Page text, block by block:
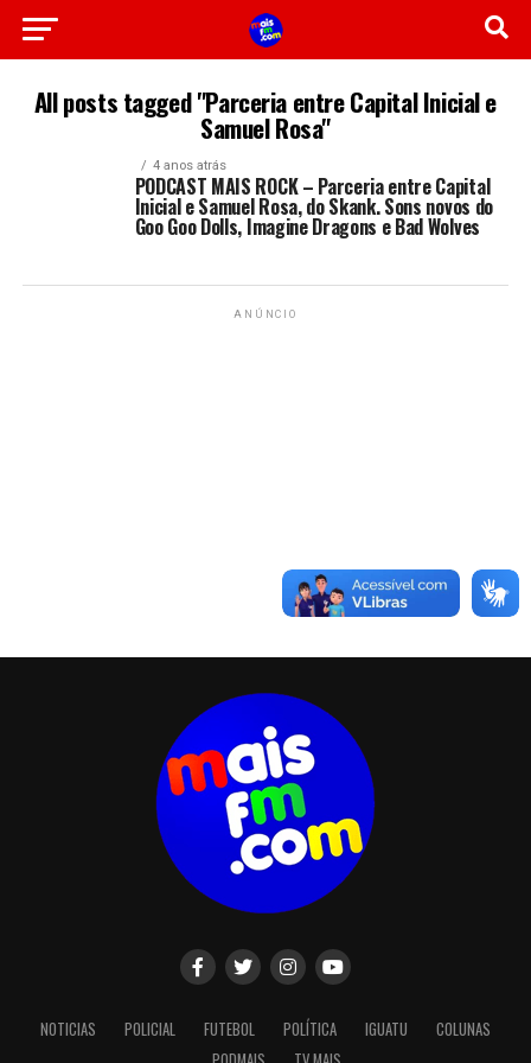
All posts tagged "Parceria entre Capital Inicial e
Samuel Rosa"
4 anos atrás
PODCAST MAIS ROCK – Parceria entre Capital
Inicial e Samuel Rosa, do Skank. Sons novos do
Goo Goo Dolls, Imagine Dragons e Bad Wolves
ANÚNCIO
NOTICIAS POLICIAL FUTEBOL POLÍTICA IGUATU
COLUNAS